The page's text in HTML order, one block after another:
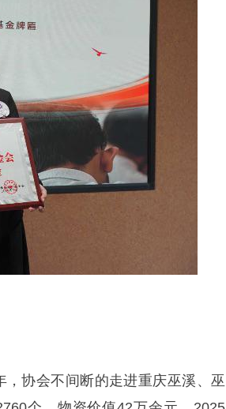
协会不间断的走进重庆巫溪、巫